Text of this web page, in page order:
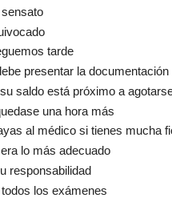
tarde
presentar la
su saldo está próximo a
una hora más
al médico si tienes mucha
lo más adecuado
responsabilidad
los exámenes